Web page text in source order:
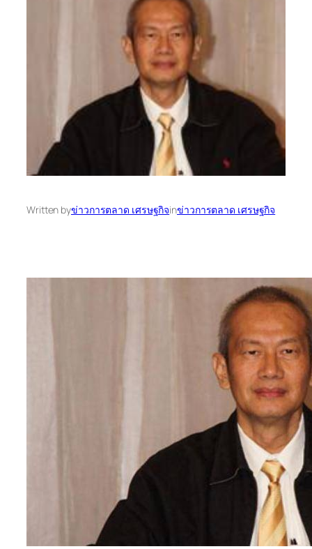
Written byข่าวการตลาด เศรษฐกิจinข่าวการตลาด เศรษฐกิจ